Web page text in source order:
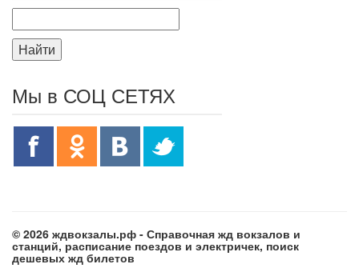
Найти
Мы в СОЦ СЕТЯХ
© 2026 ждвокзалы.рф - Справочная жд вокзалов и
станций, расписание поездов и электричек, поиск
дешевых жд билетов